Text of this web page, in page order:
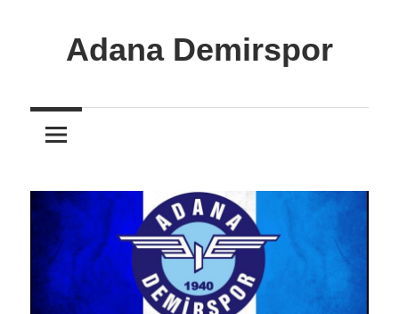
Adana Demirspor
Demirspor
Nereye
Oraya